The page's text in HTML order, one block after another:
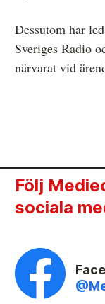
Dessutom har
Sveriges Radio
närvarat vid
Följ
sociala